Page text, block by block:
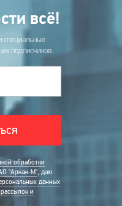
всё!
специальные
подписчиков.
обработки
"Аркан-М", даю
данных
и